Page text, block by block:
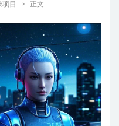
项目 正文